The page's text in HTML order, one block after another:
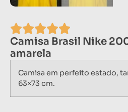
Camisa Brasil Nike
amarela
Camisa em perfeito estado,
63×73 cm.